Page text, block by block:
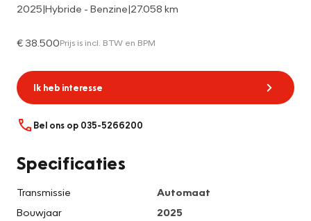
2025|Hybride - Benzine|27.058 km
€ 38.500Prijs is incl. BTW en BPM
Ik heb interesse
Bel ons op 035-5266200
Specificaties
Transmissie
Automaat
Bouwjaar
2025